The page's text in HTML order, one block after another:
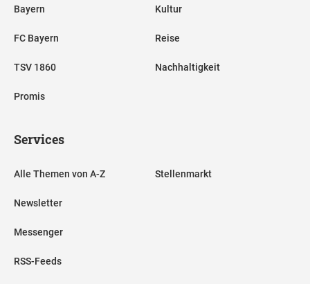
Bayern
FC Bayern
TSV 1860
Promis
Kultur
Reise
Nachhaltigkeit
Services
Alle Themen von A-Z
Newsletter
Messenger
RSS-Feeds
Stellenmarkt